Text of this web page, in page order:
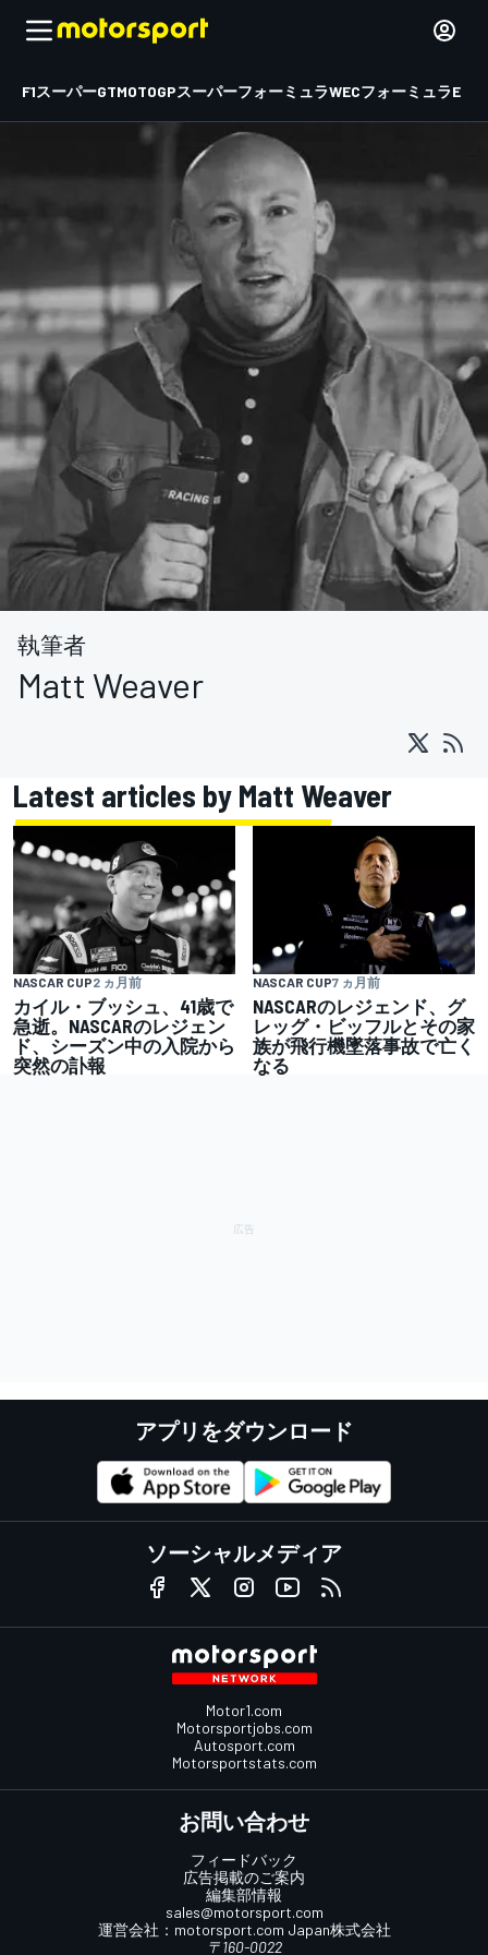
F1スーパーGTMOTOGPスーパーフォーミュラWECフォーミュラE
執筆者
Matt Weaver
Latest articles by Matt Weaver
NASCAR CUP2 ヵ月前
カイル・ブッシュ、41歳で
急逝。NASCARのレジェン
ド、シーズン中の入院から
突然の訃報
NASCAR CUP7 ヵ月前
NASCARのレジェンド、グ
レッグ・ビッフルとその家
族が飛行機墜落事故で亡く
なる
アプリをダウンロード
ソーシャルメディア
Motor1.com
Motorsportjobs.com
Autosport.com
Motorsportstats.com
お問い合わせ
フィードバック
広告掲載のご案内
編集部情報
sales@motorsport.com
運営会社： motorsport.com Japan株式会社
〒160-0022